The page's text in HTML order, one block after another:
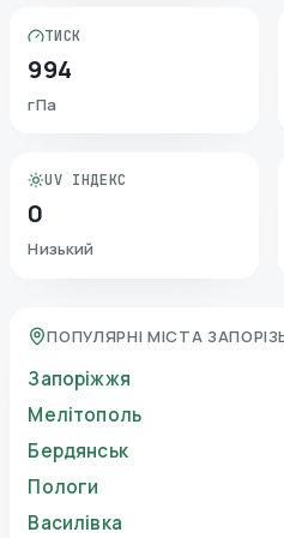
ТИСК
994
гПа
UV ІНДЕКС
0
Низький
ПОПУЛЯРНІ МІСТА
Запоріжжя
Мелітополь
Бердянськ
Пологи
Василівка